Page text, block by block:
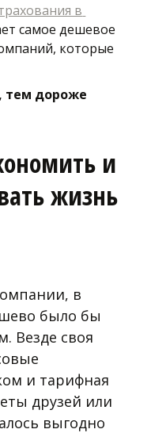
в
самое дешевое
которые
тем дороже
и
жизнь
в
было бы
Везде своя
и тарифная
друзей или
выгодно